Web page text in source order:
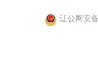
辽公网安